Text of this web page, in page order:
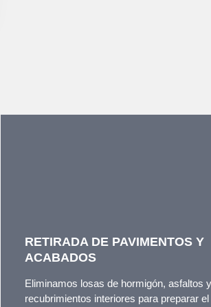
RETIRADA DE PAVIMENTOS Y
ACABADOS
Eliminamos losas de hormigón, asfaltos y
recubrimientos interiores para preparar el